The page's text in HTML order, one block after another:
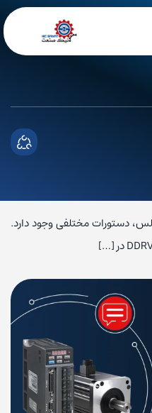
دستورات مختلفی وجود دارد.